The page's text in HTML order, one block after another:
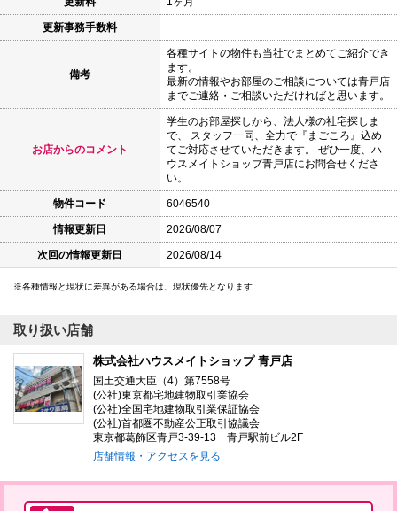
更新事務手数料
備考
各種サイトの物件も当社でまとめてご紹介でき
ます。
最新の情報やお部屋のご相談については青戸店
までご連絡・ご相談いただければと思います。
お店からのコメント
学生のお部屋探しから、法人様の社宅探しま
で、 スタッフ一同、全力で『まごころ』込め
てご対応させていただきます。 ぜひ一度、ハ
ウスメイトショップ青戸店にお問合せくださ
い。
物件コード 6046540
情報更新日 2026/08/07
次回の情報更新日 2026/08/14
各種情報と現状に差異がある場合は、現状優先となります
取り扱い店舗
株式会社ハウスメイトショップ 青戸店
国土交通大臣（4）第7558号
(公社)東京都宅地建物取引業協会
(公社)全国宅地建物取引業保証協会
(公社)首都圏不動産公正取引協議会
東京都葛飾区青戸3-39-13 青戸駅前ビル2F
店舗情報・アクセスを見る